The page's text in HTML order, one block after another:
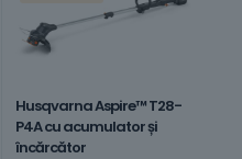
Husqvarna Aspire™ T28-
P4A cu acumulator și
încărcător